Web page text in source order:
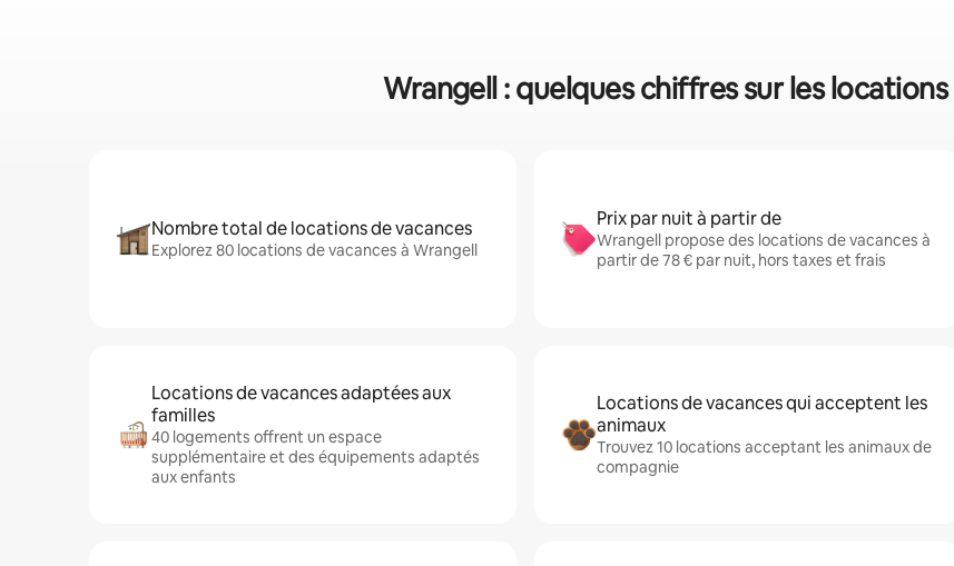
Wrangell : quelques chiffres sur les
Nombre total de locations de vacances
Explorez 80 locations de vacances à Wrangell
Prix par nuit à partir de
Wrangell propose des locations de vacances à
partir de 78 € par nuit, hors taxes et frais
Locations de vacances adaptées aux
familles
40 logements offrent un espace
supplémentaire et des équipements adaptés
aux enfants
Locations de vacances qui acceptent les
animaux
Trouvez 10 locations acceptant les animaux de
compagnie